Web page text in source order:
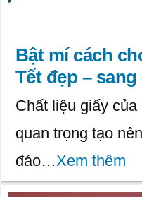
Bật mí cách
Tết đẹp – sang
Chất liệu giấy
quan trọng tạo
đáo…Xem thêm